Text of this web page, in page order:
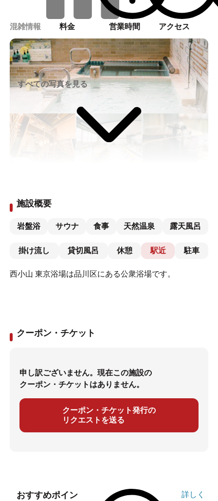
混雑情報 料金 営業時間 アクセス
すべての写真を見る
施設概要
岩盤浴 サウナ 食事 天然温泉 露天風呂
掛け流し 貸切風呂 休憩 駅近 駐車
西小山 東京浴場は品川区にある公衆浴場です。
クーポン・チケット
申し訳ございません。現在この施設の
クーポン・チケットはありません。
クーポン・チケット発行の
リクエストを送る
おすすめポイン
詳しく